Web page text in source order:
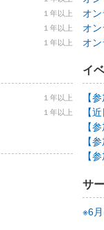
１年以上
１年以上
１年以上
１年以上
１年以上
オ
オ
オ
イ
【
【
【
【
【
サ
※6